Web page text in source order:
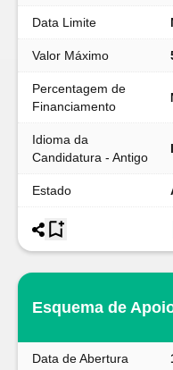
Data Limite
Valor Máximo
Percentagem de
Financiamento
Idioma da
Candidatura - Antigo
Estado
Esquema de
Data de Abertura